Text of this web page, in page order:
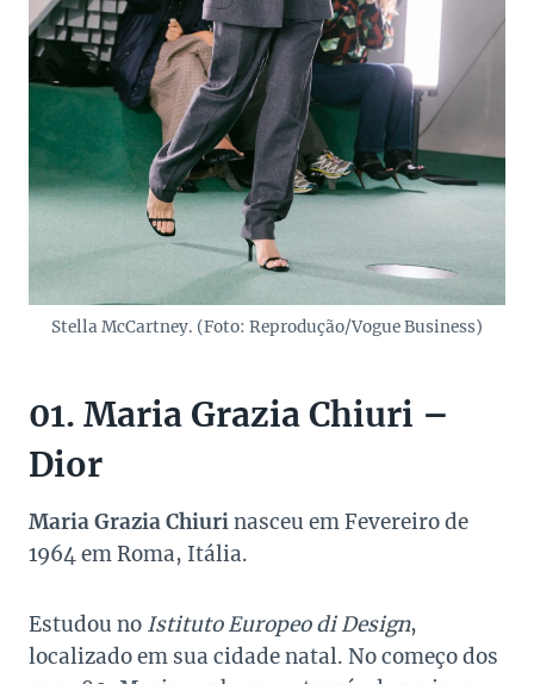
Stella McCartney. (Foto: Reprodução/Vogue Business)
01. Maria Grazia Chiuri –
Dior
Maria Grazia Chiurinasceu em Fevereiro de
1964 em Roma, Itália.
Estudou no Istituto Europeo di Design,
localizado em sua cidade natal. No começo dos